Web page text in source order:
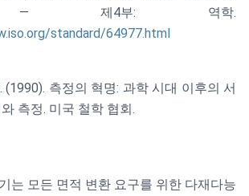
제4부: 역학.
standard/64977.html
(1990). 측정의 혁명: 과학 시대 이후의 서
측정. 미국 철학 협회.
는 모든 면적 변환 요구를 위한 다재다능